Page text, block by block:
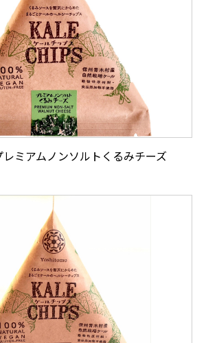
ミアムノンソルトくるみチーズ